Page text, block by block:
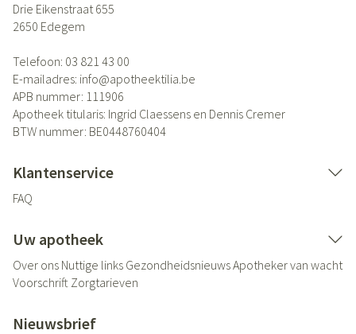
Drie Eikenstraat 655
2650 Edegem
Telefoon: 03 821 43 00
E-mailadres: info@apotheektilia.be
APB nummer: 111906
Apotheek titularis: Ingrid Claessens en Dennis Cremer
BTW nummer: BE0448760404
Klantenservice
FAQ
Uw apotheek
Over ons Nuttige links GezondheidsnieuwsApotheker van wacht
Voorschrift Zorgtarieven
Nieuwsbrief